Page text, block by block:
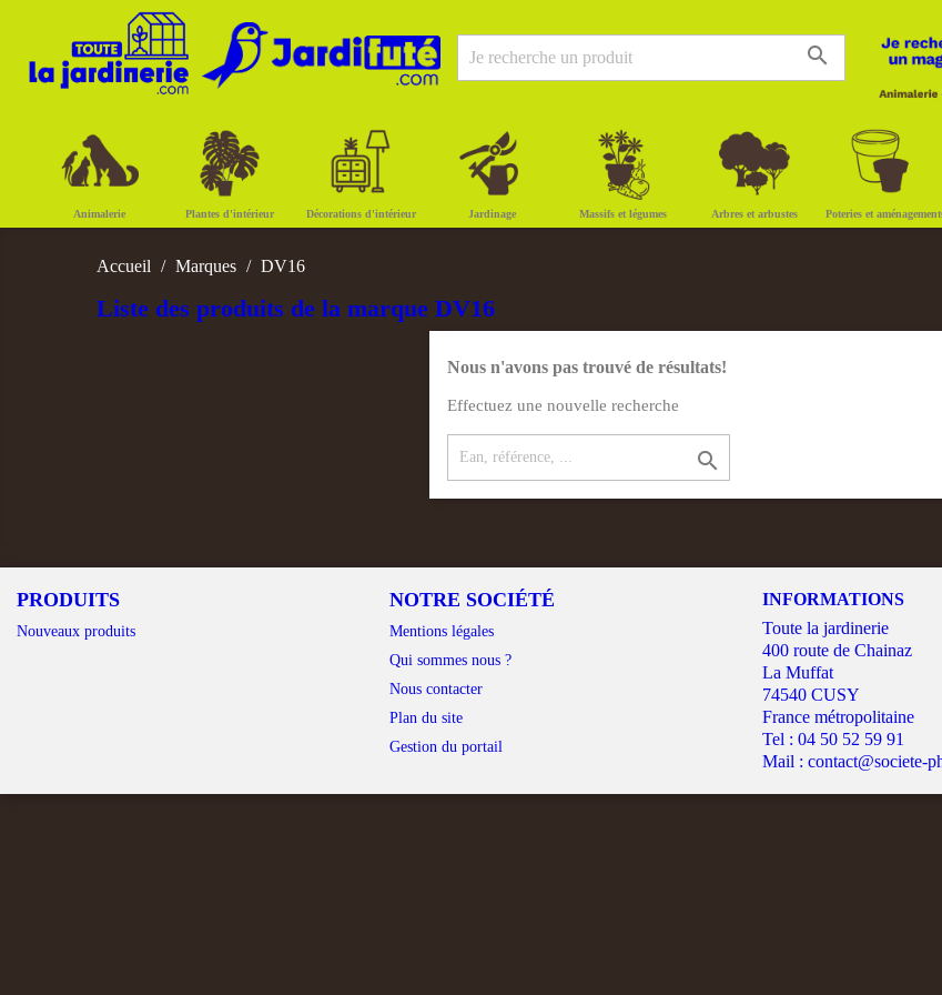
search
Animalerie Plantes d'intérieur Décorations d'intérieur Jardinage Massifs et légumes Arbres et arbustes Poteries et
Accueil Marques DV16
Liste des produits de la marque DV16
Nous n'avons pas trouvé de résultats!
Effectuez une nouvelle recherche

PRODUITS
Nouveaux produits
NOTRE SOCIÉTÉ
Mentions légales
Qui sommes nous ?
Nous contacter
Plan du site
Gestion du portail
INFORMATIONS
Toute la jardinerie
400 route de Chainaz
La Muffat
74540 CUSY
France métropolitaine
Tel : 04 50 52 59 91
Mail : contact@societe-